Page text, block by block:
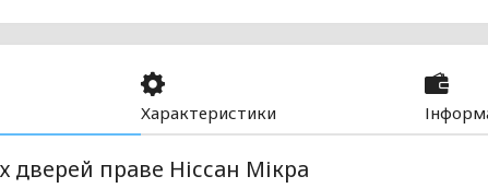
Характеристики
дверей праве Ніссан Мікра